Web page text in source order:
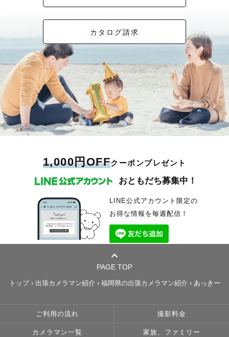
カタログ請求
1,000円OFFクーポンプレゼント
おともだち募集中！
LINE公式アカウント限定の
お得な情報を毎週配信！
PAGE TOP
トップ› 出張カメラマン紹介 › 福岡県の出張カメラマン紹介 › あっきー
ご利用の流れ 撮影料金
カメラマン一覧 家族、ファミリー